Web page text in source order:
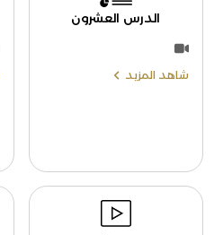
الدرس العشرون
شاهد المزيد